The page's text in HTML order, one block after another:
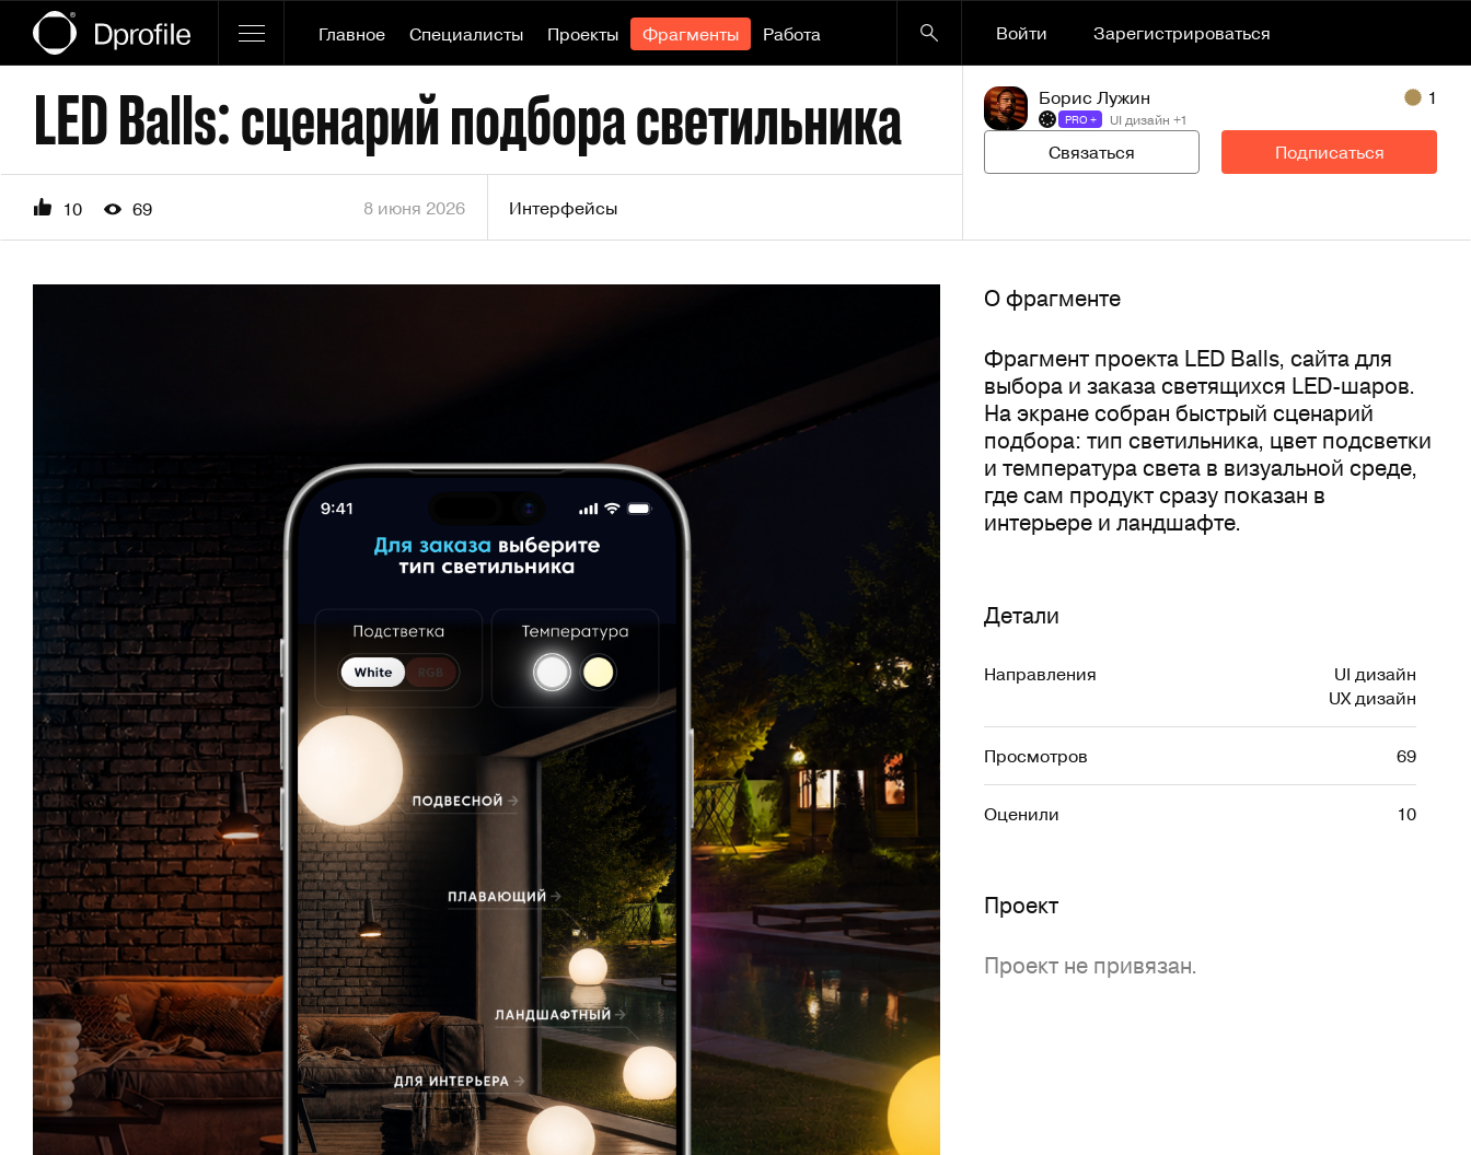
Главное Специалисты Проекты Фрагменты Работа Войти Зарегистрироваться
LED Balls: сценарий подбора светильника
10 69 8 июня 2026 Интерфейсы
Борис Лужин
PRO + UI дизайн +1
1
Связаться Подписаться
О фрагменте
Фрагмент проекта LED Balls, сайта для
выбора и заказа светящихся LED-шаров.
На экране собран быстрый сценарий
подбора: тип светильника, цвет подсветки
и температура света в визуальной среде,
где сам продукт сразу показан в
интерьере и ландшафте.
Детали
Направления
UI дизайн
UX дизайн
Просмотров 69
Оценили 10
Проект
Проект не привязан.